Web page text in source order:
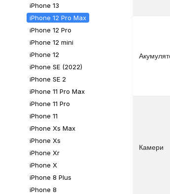
Камери
iPhone 13
iPhone 12 Pro Max
iPhone 12 Pro
iPhone 12 mini
iPhone 12
iPhone SE (2022)
iPhone SE 2
iPhone 11 Pro Max
iPhone 11 Pro
iPhone 11
iPhone Xs Max
iPhone Xs
iPhone Xr
iPhone X
iPhone 8 Plus
iPhone 8